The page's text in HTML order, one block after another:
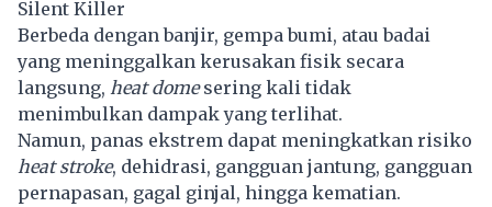
Silent Killer
Berbeda dengan banjir, gempa bumi, atau badai
yang meninggalkan kerusakan fisik secara
langsung, heat domesering kali tidak
menimbulkan dampak yang terlihat.
Namun, panas ekstrem dapat meningkatkan risiko
heat stroke, dehidrasi, gangguan jantung, gangguan
pernapasan, gagal ginjal, hingga kematian.